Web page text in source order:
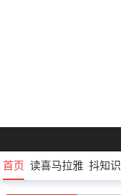
首页 读喜马拉雅 抖知识